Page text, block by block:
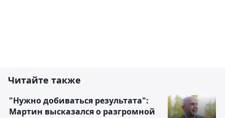
Читайте также
"Нужно добиваться результата":
Мартин высказался о разгромной